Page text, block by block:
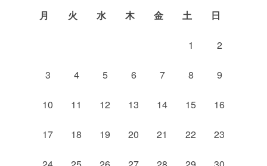
月 火 水 木 金 土 日
1 2
3 4 5 6 7 8 9
10 11 12 13 14 15 16
17 18 19 20 21 22 23